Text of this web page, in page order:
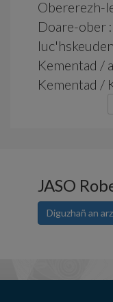
Obererezh-
Doare-ober
Kementad /
Kementad /
JASO
Diguzhañ an